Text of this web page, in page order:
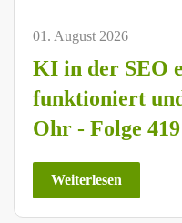
01. August 2026
KI in der SEO
funktioniert
Ohr - Folge 419
Weiterlesen